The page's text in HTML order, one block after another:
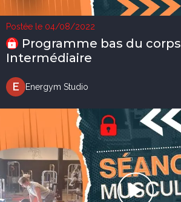
Postée le 04/08/2022
Programme bas du corps
Intermédiaire
E Energym Studio